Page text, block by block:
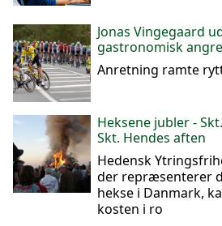
Jonas Vingegaard
gastronomisk
Anretning ramte
Heksene jubler -
Skt. Hendes aften
Hedensk
der repræsenterer
hekse i Danmark,
kosten i ro